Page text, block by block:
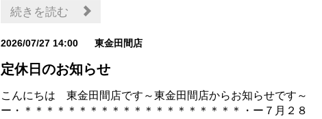
続きを読む
2026/07/27 14:00 東金田間店
定休日のお知らせ
こんにちは 東金田間店です～東金田間店からお知らせです～
ー・＊＊＊＊＊＊＊＊＊＊＊＊＊＊＊＊＊＊＊＊・ー７月２８